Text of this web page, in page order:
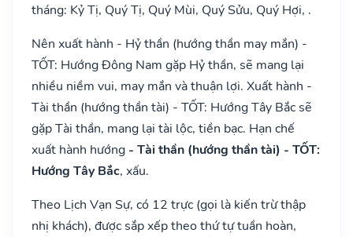
tháng: Kỷ Tị, Quý Tị, Quý Mùi, Quý Sửu, Quý Hợi, .
Nên xuất hành - Hỷ thần (hướng thần may mắn) -
TỐT: Hướng Đông Nam gặp Hỷ thần, sẽ mang lại
nhiều niềm vui, may mắn và thuận lợi. Xuất hành -
Tài thần (hướng thần tài) - TỐT: Hướng Tây Bắc sẽ
gặp Tài thần, mang lại tài lộc, tiền bạc. Hạn chế
xuất hành hướng - Tài thần (hướng thần tài) - TỐT:
Hướng Tây Bắc, xấu.
Theo Lịch Vạn Sự, có 12 trực (gọi là kiến trừ thập
nhị khách), được sắp xếp theo thứ tự tuần hoàn,